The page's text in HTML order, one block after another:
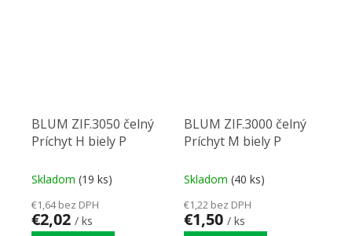
BLUM ZIF.3050 čelný
Príchyt H biely P
Skladom (19 ks)
€1,64 bez DPH
€2,02 / ks
BLUM ZIF.3000 čelný
Príchyt M biely P
Skladom (40 ks)
€1,22 bez DPH
€1,50 / ks